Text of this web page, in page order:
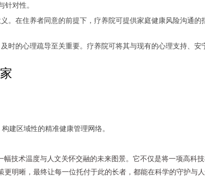
对性。
。在住养者同意的前提下，疗养院可提供家庭健康风险沟通
时的心理疏导至关重要。疗养院可将其与现有的心理支持、
建区域性的精准健康管理网络。
技术温度与人文关怀交融的未来图景。它不仅是将一项高科
明晰，最终让每一位托付于此的长者，都能在科学的守护与